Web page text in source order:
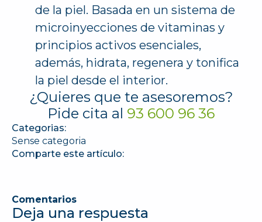
de la piel. Basada en un sistema de
microinyecciones de vitaminas y
principios activos esenciales,
además, hidrata, regenera y tonifica
la piel desde el interior.
¿Quieres que te asesoremos?
Pide cita al 93 600 96 36
Categorias:
Sense categoria
Comparte este artículo:
Comentarios
Deja una respuesta